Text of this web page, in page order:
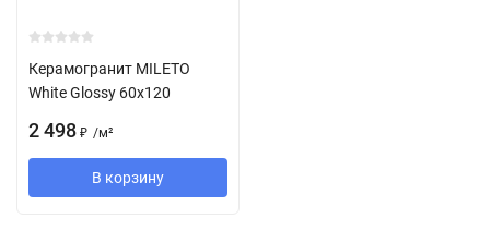
Керамогранит MILETO
White Glossy 60x120
2 498 ₽ /м²
В корзину